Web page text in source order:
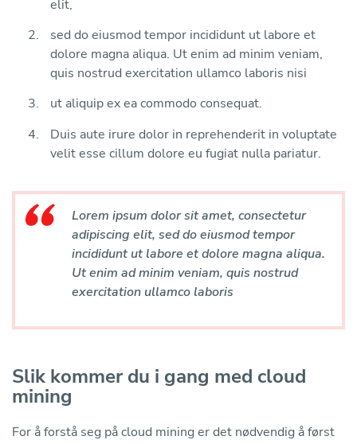
elit,
sed do eiusmod tempor incididunt ut labore et
dolore magna aliqua. Ut enim ad minim veniam,
quis nostrud exercitation ullamco laboris nisi
ut aliquip ex ea commodo consequat.
Duis aute irure dolor in reprehenderit in voluptate
velit esse cillum dolore eu fugiat nulla pariatur.
Lorem ipsum dolor sit amet, consectetur
adipiscing elit, sed do eiusmod tempor
incididunt ut labore et dolore magna aliqua.
Ut enim ad minim veniam, quis nostrud
exercitation ullamco laboris
Slik kommer du i gang med cloud
mining
For å forstå seg på cloud mining er det nødvendig å først